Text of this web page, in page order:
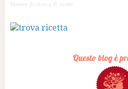
Motore di ricerca di ricette